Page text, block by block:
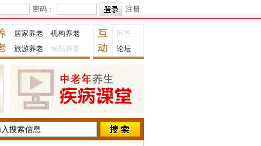
密码： 注册
居家养老
机构养老
旅游养老
候鸟养老
问答
论坛